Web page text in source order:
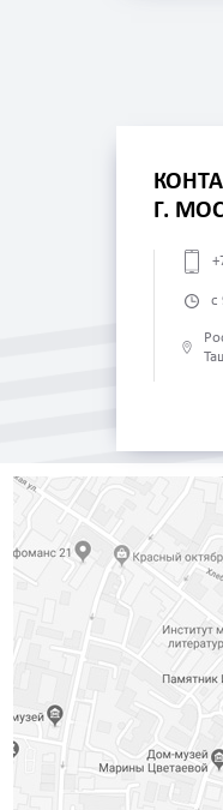
Г.
с